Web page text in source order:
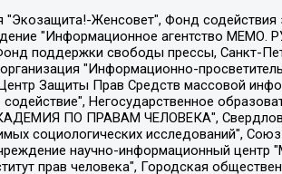
Некоммерческая организация "Фонд по борьбе с коррупцией", Автономная некоммерческая организация "Институт права и публичной политики", Баданин Роман Сергеевич, Гликин Максим Александрович, Железнова Мария Михайловна, Лукьянова Юлия Сергеевна, Маетная Елизавета Витальевна, Маняхин Петр Борисович, Чуракова Ольга Владимировна, Ярош Юлия Петровна, Юридическое лицо "The Insider SIA", зарегистрированное в Риге, Латвийская Республика (дата регистрации 26.06.2015), являющееся администратором доменного имени интернет-издания "The Insider SIA", https://theins.ru, Постернак Алексей Евгеньевич, Рубин Михаил Аркадьевич, Анин Роман Александрович, Юридическое лицо Istories fonds, зарегистрированное в Латвийской Республике (регистрационный номер 50008295751, дата регистрации 24.02.2020), Великовский Дмитрий Александрович, Долинина Ирина Николаевна, Мароховская Алеся Алексеевна, Шлейнов Роман Юрьевич, Шмагун Олеся Валентиновна, Общество с ограниченной ответственностью "Альтаир 2021", Общество с ограниченной ответственностью "Вега 2021", Общество с ограниченной ответственностью "Главный редактор 2021", Общество с ограниченной ответственностью "Ромашки монолит", Важенков Артем Валерьевич, Ивановская областная общественная организация "Центр гендерных исследований", Гурман Юрий Альбертович, Медиапроект "ОВД-Инфо", Егоров Владимир Владимирович, Жилинский Владимир Александрович, Общество с ограниченной ответственностью "ЗП", Иванова София Юрьевна, Карезина Инна Павловна, Кильтау Екатерина Викторовна, Петров Алексей Викторович, Пискунов Сергей Евгеньевич, Смирнов Сергей Сергеевич, Тихонов Михаил Сергеевич, Общество с ограниченной ответственностью "ЖУРНАЛИСТ-ИНОСТРАННЫЙ АГЕНТ", Арапова Галина Юрьевна, Вольтская Татьяна Анатольевна, Американская компания "Mason G.E.S. Anonymous Foundation" (США), являющаяся владельцем интернет-издания https://mnews.world/, Компания "Stichting Bellingcat", зарегистрированная в Нидерландах (дата регистрации 11.07.2018), Захаров Андрей Вячеславович, Клепиковская Екатерина Дмитриевна, Общество с ограниченной ответственностью "МЕМО", Перл Роман Александрович, Симонов Евгений Алексеевич, Соловьева Елена Анатольевна, Сотников Даниил Владимирович, Сурначева Елизавета Дмитриевна, Автономная некоммерческая организация по защите прав человека и информированию населения "Якутия – Наше Мнение", Общество с ограниченной ответственностью "Москоу диджитал медиа", с 26.01.2023 Общество с ограниченной ответственностью